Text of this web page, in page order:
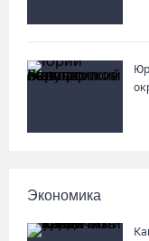
Вологжанам
05.08.26 / 12:58
Нейросеть Kandinsky
Экономика